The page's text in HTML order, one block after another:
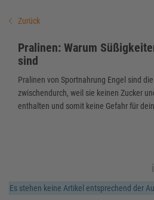
Zurück
Pralinen: Warum
sind
Pralinen von Sportnahrung Engel sind
zwischendurch, weil sie keinen Zucker
enthalten und somit keine Gefahr für
Es stehen keine Artikel entsprechend der